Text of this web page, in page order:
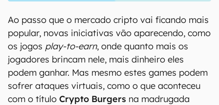
Ao passo que o mercado cripto vai ficando mais
popular, novas iniciativas vão aparecendo, como
os jogos play-to-earn, onde quanto mais os
jogadores brincam nele, mais dinheiro eles
podem ganhar. Mas mesmo estes games podem
sofrer ataques virtuais, como o que aconteceu
com o título Crypto Burgers na madrugada